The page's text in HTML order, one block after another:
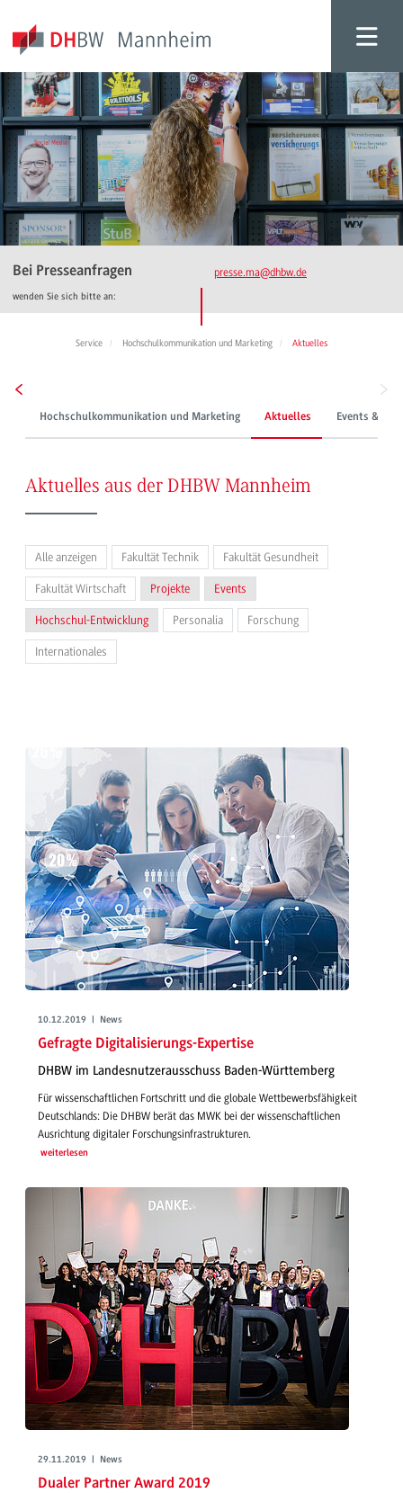
Bei Presseanfragen
wenden Sie sich bitte an:
presse.ma@dhbw.de
Service Hochschulkommunikation und Marketing Aktuelles
Hochschulkommunikation und Marketing Aktuelles Events &
Aktuelles aus der DHBW Mannheim
Alle anzeigen Fakultät Technik Fakultät Gesundheit
Fakultät Wirtschaft Projekte Events
Hochschul-Entwicklung Personalia Forschung
Internationales
10.12.2019 | News
Gefragte Digitalisierungs-Expertise
DHBW im Landesnutzerausschuss Baden-Württemberg
Für wissenschaftlichen Fortschritt und die globale Wettbewerbsfähigkeit
Deutschlands: Die DHBW berät das MWK bei der wissenschaftlichen
Ausrichtung digitaler Forschungsinfrastrukturen.
weiterlesen
29.11.2019 | News
Dualer Partner Award 2019